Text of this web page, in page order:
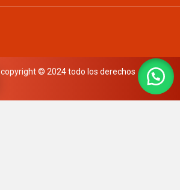
copyright © 2024 todo los derechos